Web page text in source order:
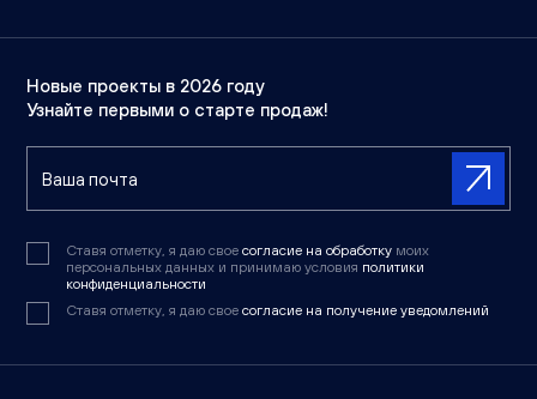
Новые проекты в 2026 году
Узнайте первыми о старте продаж!
Ставя отметку, я даю свое согласие на обработку моих
персональных данных и принимаю условия политики
конфиденциальности
Ставя отметку, я даю свое согласие на получение уведомлений